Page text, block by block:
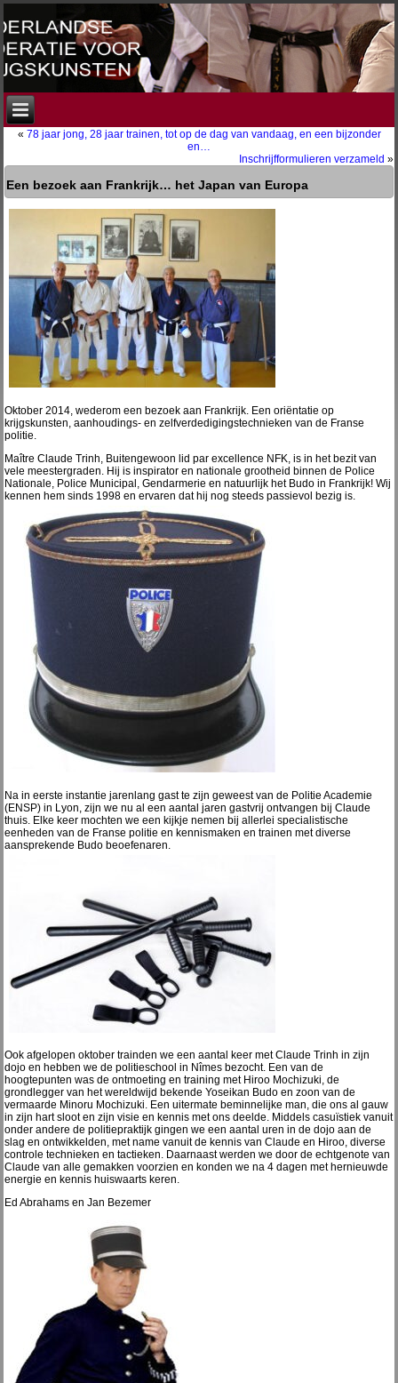
« 78 jaar jong, 28 jaar trainen, tot op de dag van vandaag, en een bijzonder
en…
Inschrijfformulieren verzameld »
Een bezoek aan Frankrijk… het Japan van Europa
Oktober 2014, wederom een bezoek aan Frankrijk. Een oriëntatie op
krijgskunsten, aanhoudings- en zelfverdedigingstechnieken van de Franse
politie.
Maître Claude Trinh, Buitengewoon lid par excellence NFK, is in het bezit van
vele meestergraden. Hij is inspirator en nationale grootheid binnen de Police
Nationale, Police Municipal, Gendarmerie en natuurlijk het Budo in Frankrijk! Wij
kennen hem sinds 1998 en ervaren dat hij nog steeds passievol bezig is.
Na in eerste instantie jarenlang gast te zijn geweest van de Politie Academie
(ENSP) in Lyon, zijn we nu al een aantal jaren gastvrij ontvangen bij Claude
thuis. Elke keer mochten we een kijkje nemen bij allerlei specialistische
eenheden van de Franse politie en kennismaken en trainen met diverse
aansprekende Budo beoefenaren.
Ook afgelopen oktober trainden we een aantal keer met Claude Trinh in zijn
dojo en hebben we de politieschool in Nîmes bezocht. Een van de
hoogtepunten was de ontmoeting en training met Hiroo Mochizuki, de
grondlegger van het wereldwijd bekende Yoseikan Budo en zoon van de
vermaarde Minoru Mochizuki. Een uitermate beminnelijke man, die ons al gauw
in zijn hart sloot en zijn visie en kennis met ons deelde. Middels casuïstiek vanuit
onder andere de politiepraktijk gingen we een aantal uren in de dojo aan de
slag en ontwikkelden, met name vanuit de kennis van Claude en Hiroo, diverse
controle technieken en tactieken. Daarnaast werden we door de echtgenote van
Claude van alle gemakken voorzien en konden we na 4 dagen met hernieuwde
energie en kennis huiswaarts keren.
Ed Abrahams en Jan Bezemer